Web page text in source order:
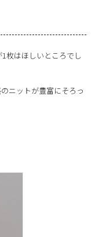
枚はほしいところでし
ニットが豊富にそろっ